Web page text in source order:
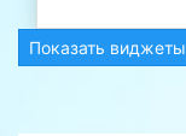
Показать виджеты